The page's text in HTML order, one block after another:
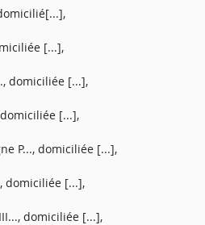
[...],
domiciliée [...],
[...],
P..., domiciliée [...],
domiciliée [...],
domiciliée [...],